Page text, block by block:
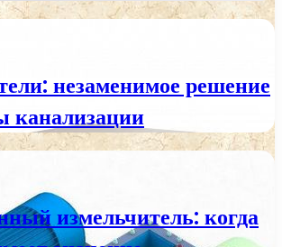
незаменимое решение
канализации
измельчитель: когда